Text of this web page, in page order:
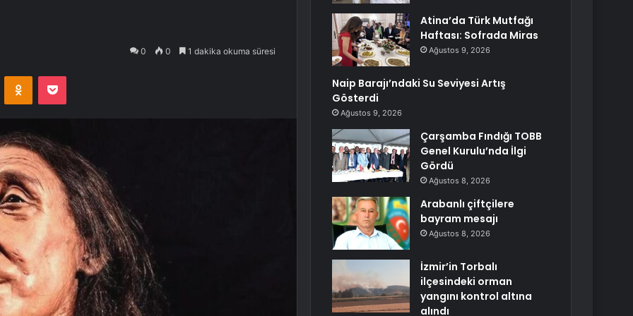
0 0 1 dakika okuma süresi
Odnoklassniki
Pocket
Atina’da Türk Mutfağı
Haftası: Sofrada Miras
Ağustos 9, 2026
Naip Barajı’ndaki Su Seviyesi Artış
Gösterdi
Ağustos 9, 2026
Çarşamba Fındığı TOBB
Genel Kurulu’nda İlgi
Gördü
Ağustos 8, 2026
Arabanlı çiftçilere
bayram mesajı
Ağustos 8, 2026
İzmir’in Torbalı
ilçesindeki orman
yangını kontrol altına
alındı